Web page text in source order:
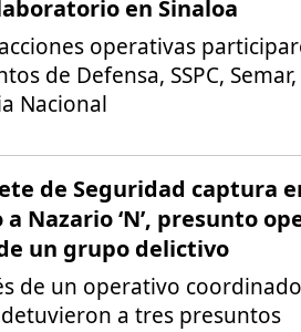
en Sinaloa
operativas
de Defensa, SSPC, Semar,
Nacional
de Seguridad captura
a Nazario ‘N’, presunto
un grupo delictivo
de un operativo
detuvieron a tres presuntos